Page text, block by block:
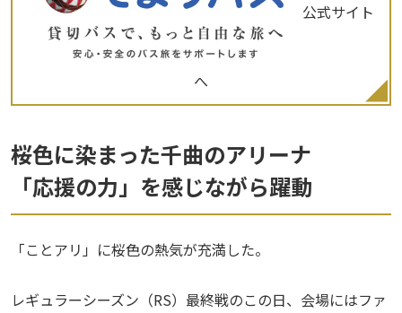
公式サイト
へ
桜色に染まった千曲のアリーナ
「応援の力」を感じながら躍動
「ことアリ」に桜色の熱気が充満した。
レギュラーシーズン（RS）最終戦のこの日、会場にはファ